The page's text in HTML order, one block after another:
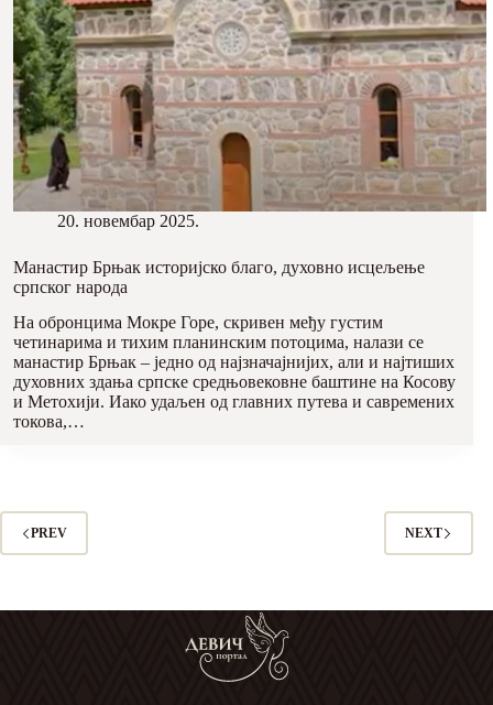
20. новембар 2025.
Манастир Брњак историјско благо, духовно исцељење
српског народа
На обронцима Мокре Горе, скривен међу густим
четинарима и тихим планинским потоцима, налази се
манастир Брњак – једно од најзначајнијих, али и најтиших
духовних здања српске средњовековне баштине на Косову
и Метохији. Иако удаљен од главних путева и савремених
токова,…
PREV NEXT